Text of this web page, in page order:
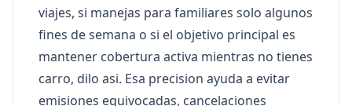
viajes, si manejas para familiares solo algunos
fines de semana o si el objetivo principal es
mantener cobertura activa mientras no tienes
carro, dilo asi. Esa precision ayuda a evitar
emisiones equivocadas, cancelaciones